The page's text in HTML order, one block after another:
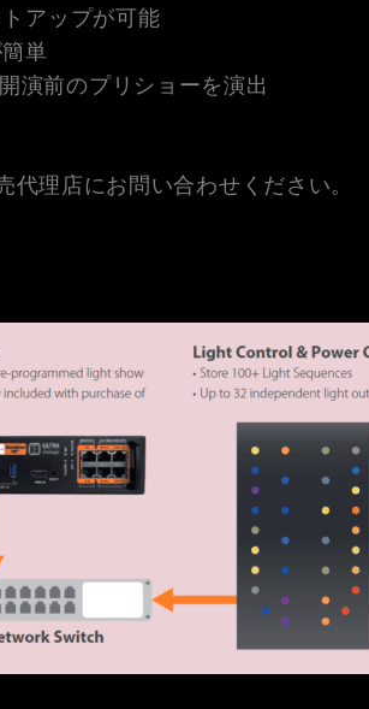
アップが可能
単
演前のプリショーを演出
理店にお問い合わせください。